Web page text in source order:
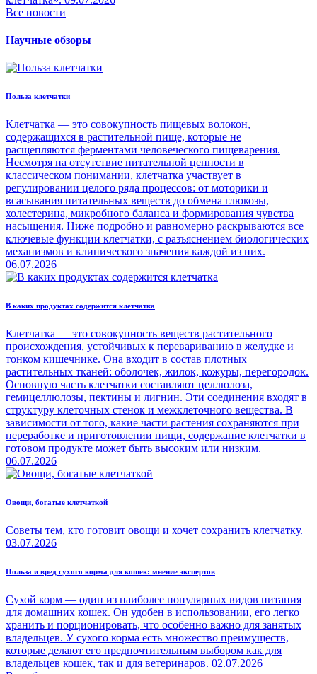
Все новости
Научные обзоры
Польза клетчатки
Клетчатка — это совокупность пищевых волокон,
содержащихся в растительной пище, которые не
расщепляются ферментами человеческого пищеварения.
Несмотря на отсутствие питательной ценности в
классическом понимании, клетчатка участвует в
регулировании целого ряда процессов: от моторики и
всасывания питательных веществ до обмена глюкозы,
холестерина, микробного баланса и формирования чувства
насыщения. Ниже подробно и равномерно раскрываются все
ключевые функции клетчатки, с разъяснением биологических
механизмов и клинического значения каждой из них.
06.07.2026
В каких продуктах содержится клетчатка
Клетчатка — это совокупность веществ растительного
происхождения, устойчивых к перевариванию в желудке и
тонком кишечнике. Она входит в состав плотных
растительных тканей: оболочек, жилок, кожуры, перегородок.
Основную часть клетчатки составляют целлюлоза,
гемицеллюлозы, пектины и лигнин. Эти соединения входят в
структуру клеточных стенок и межклеточного вещества. В
зависимости от того, какие части растения сохраняются при
переработке и приготовлении пищи, содержание клетчатки в
готовом продукте может быть высоким или низким.
06.07.2026
Овощи, богатые клетчаткой
Советы тем, кто готовит овощи и хочет сохранить клетчатку.
03.07.2026
Польза и вред сухого корма для кошек: мнение экспертов
Сухой корм — один из наиболее популярных видов питания
для домашних кошек. Он удобен в использовании, его легко
хранить и порционировать, что особенно важно для занятых
владельцев. У сухого корма есть множество преимуществ,
которые делают его предпочтительным выбором как для
владельцев кошек, так и для ветеринаров. 02.07.2026